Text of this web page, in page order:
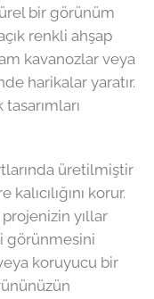
bir görünüm
renkli ahşap
kavanozlar veya
harikalar yaratır.
üretilmiştir
korur.
yıllar
görünmesini
koruyucu bir